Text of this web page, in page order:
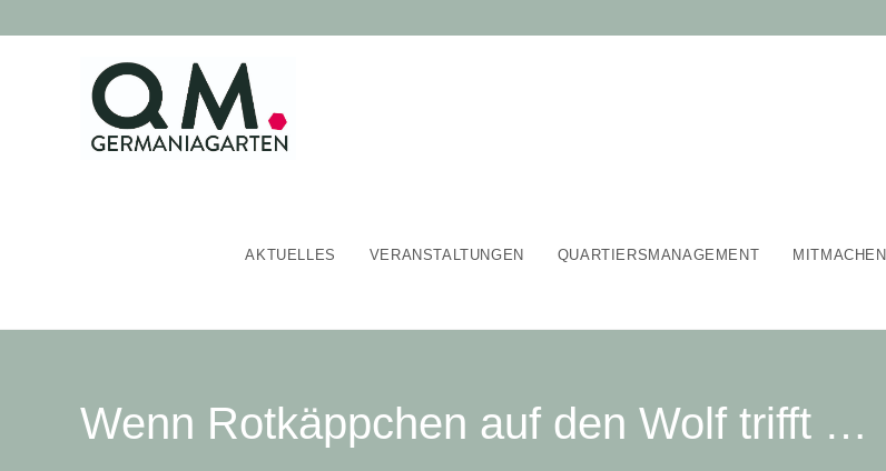
AKTUELLES VERANSTALTUNGEN QUARTIERSMANAGEMENT MITMACHEN
Wenn Rotkäppchen auf den Wolf trifft …